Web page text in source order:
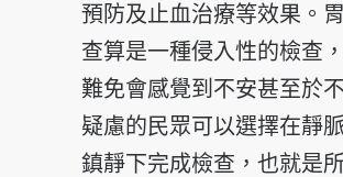
預防及止血治療等效果。
查算是一種侵入性的檢查
難免會感覺到不安甚至於
疑慮的民眾可以選擇在靜
鎮靜下完成檢查，也就是